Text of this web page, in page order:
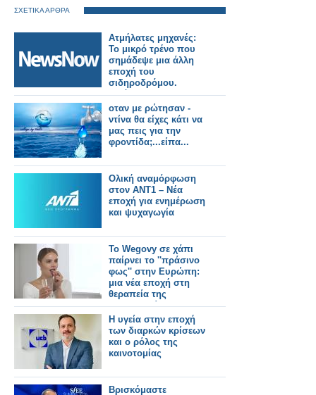
ΣΧΕΤΙΚΑ ΑΡΘΡΑ
Ατμήλατες μηχανές:
Το μικρό τρένο που
σημάδεψε μια άλλη
εποχή του
σιδηροδρόμου.
Εικόνες.
οταν με ρώτησαν -
ντίνα θα είχες κάτι να
μας πεις για την
φροντίδα;...είπα...
Ολική αναμόρφωση
στον ΑΝΤ1 – Νέα
εποχή για ενημέρωση
και ψυχαγωγία
Το Wegovy σε χάπι
παίρνει το ''πράσινο
φως'' στην Ευρώπη:
μια νέα εποχή στη
θεραπεία της
παχυσαρκίας
Η υγεία στην εποχή
των διαρκών κρίσεων
και ο ρόλος της
καινοτομίας
Βρισκόμαστε